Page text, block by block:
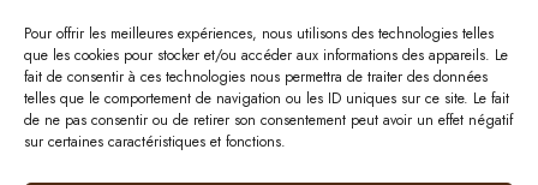
Pour offrir les meilleures expériences, nous utilisons des technologies telles
que les cookies pour stocker et/ou accéder aux informations des appareils. Le
fait de consentir à ces technologies nous permettra de traiter des données
telles que le comportement de navigation ou les ID uniques sur ce site. Le fait
de ne pas consentir ou de retirer son consentement peut avoir un effet négatif
sur certaines caractéristiques et fonctions.
Bijouterie : 05 53 53 64 11
Mardi au Samedi: 09:00 - 19:00
bijouterie.lavergne@orange.fr